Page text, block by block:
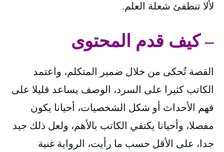
لألا تنطفئ شعلة العلم.
– كيف قدم المحتوى
القصة تُحكى من خلال ضمير المتكلم، واعتمد
الكاتب كثيرا على السرد، الوصف يساعد قليلا على
فهم الأحداث أو شكل الشخصيات، أحيانا يكون
مفصلا، وأحيانا يكتفي الكاتب بالأهم، ولعل ذلك جيد
جدا، على الأقل حسب ما رأيت، الرواية غنية